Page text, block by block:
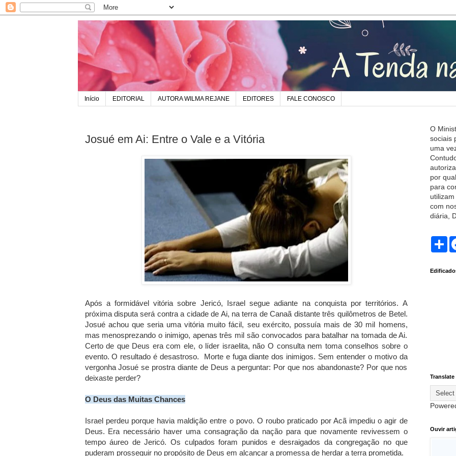
Início EDITORIAL AUTORA WILMA REJANE EDITORES FALE CONOSCO
Josué em Ai: Entre o Vale e a Vitória
Após a formidável vitória sobre Jericó, Israel segue adiante na conquista por territórios. A
próxima disputa será contra a cidade de Ai, na terra de Canaã distante três quilômetros de Betel.
Josué achou que seria uma vitória muito fácil, seu exército, possuía mais de 30 mil homens,
mas menosprezando o inimigo, apenas três mil são convocados para batalhar na tomada de Ai.
Certo de que Deus era com ele, o líder israelita, não O consulta nem toma conselhos sobre o
evento. O resultado é desastroso. Morte e fuga diante dos inimigos. Sem entender o motivo da
vergonha Josué se prostra diante de Deus a perguntar: Por que nos abandonaste? Por que nos
deixaste perder?
O Deus das Muitas Chances
Israel perdeu porque havia maldição entre o povo. O roubo praticado por Acã impediu o agir de
Deus. Era necessário haver uma consagração da nação para que novamente revivessem o
tempo áureo de Jericó. Os culpados foram punidos e desraigados da congregação no que
puderam prosseguir no propósito de Deus em alcançar a promessa de herdar a terra prometida.
O
sociais
uma
por
para
com
diária,
S
e
Translate
Ouvir